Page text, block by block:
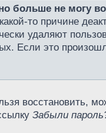
больше не могу
то причине
удаляют
Если это
восстановить,
Забыли